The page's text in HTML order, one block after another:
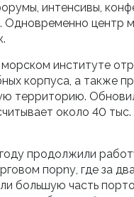
интенсивы,
Одновременно центр
институте
корпуса, а также
территорию.
около 40 тыс.
продолжили
порnу, где за
большую часть